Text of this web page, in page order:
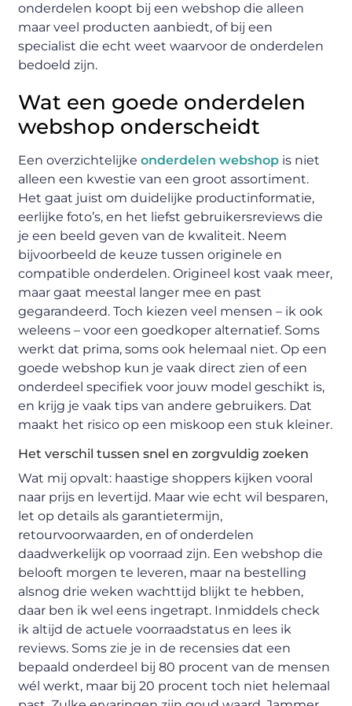
onderdelen koopt bij een webshop die alleen
maar veel producten aanbiedt, of bij een
specialist die echt weet waarvoor de onderdelen
bedoeld zijn.
Wat een goede onderdelen
webshop onderscheidt
Een overzichtelijkeonderdelen webshop is niet
alleen een kwestie van een groot assortiment.
Het gaat juist om duidelijke productinformatie,
eerlijke foto’s, en het liefst gebruikersreviews die
je een beeld geven van de kwaliteit. Neem
bijvoorbeeld de keuze tussen originele en
compatible onderdelen. Origineel kost vaak meer,
maar gaat meestal langer mee en past
gegarandeerd. Toch kiezen veel mensen – ik ook
weleens – voor een goedkoper alternatief. Soms
werkt dat prima, soms ook helemaal niet. Op een
goede webshop kun je vaak direct zien of een
onderdeel specifiek voor jouw model geschikt is,
en krijg je vaak tips van andere gebruikers. Dat
maakt het risico op een miskoop een stuk kleiner.
Het verschil tussen snel en zorgvuldig zoeken
Wat mij opvalt: haastige shoppers kijken vooral
naar prijs en levertijd. Maar wie echt wil besparen,
let op details als garantietermijn,
retourvoorwaarden, en of onderdelen
daadwerkelijk op voorraad zijn. Een webshop die
belooft morgen te leveren, maar na bestelling
alsnog drie weken wachttijd blijkt te hebben,
daar ben ik wel eens ingetrapt. Inmiddels check
ik altijd de actuele voorraadstatus en lees ik
reviews. Soms zie je in de recensies dat een
bepaald onderdeel bij 80 procent van de mensen
wél werkt, maar bij 20 procent toch niet helemaal